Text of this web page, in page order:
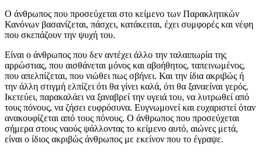
Ο άνθρωπος που προσεύχεται στο κείμενο των Παρακλητικών
Κανόνων βασανίζεται, πάσχει, κατάκειται, έχει συμφορές και νέφη
που σκεπάζουν την ψυχή του.
Είναι ο άνθρωπος που δεν αντέχει άλλο την ταλαιπωρία της
αρρώστιας, που αισθάνεται μόνος και αβοήθητος, ταπεινωμένος,
που απελπίζεται, που νιώθει πως σβήνει. Και την ίδια ακριβώς ή
την άλλη στιγμή ελπίζει ότι θα γίνει καλά, ότι θα ξαναείναι γερός.
Ικετεύει, παρακαλάει να ξαναβρεί την υγειά του, να λυτρωθεί από
τους πόνους, να ζήσει ευφρόσυνα. Ευγνωμονεί και ευχαριστεί όταν
ανακουφίζεται από τους πόνους. Ο άνθρωπος που προσεύχεται
σήμερα στους ναούς ψάλλοντας το κείμενο αυτό, αιώνες μετά,
είναι ο ίδιος ακριβώς άνθρωπος με εκείνον που το έγραψε.